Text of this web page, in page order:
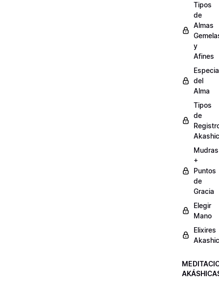
Tipos
de
Almas
y
Afines
del
Alma
Tipos
de
Mudras
+
Puntos
de
Gracia
Elegir
Mano
Elixires